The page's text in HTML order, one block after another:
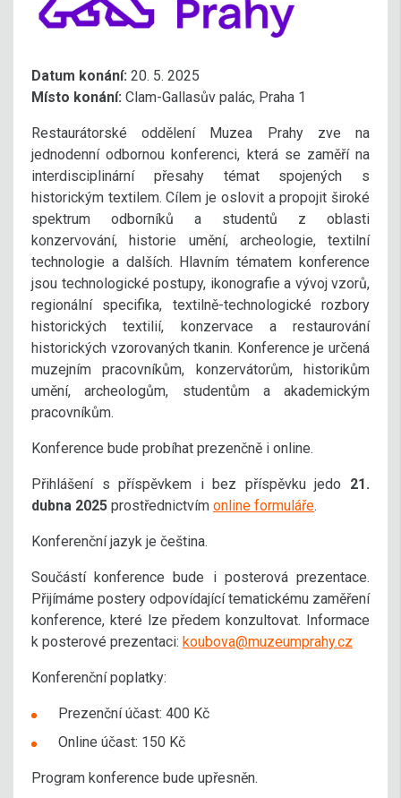
Datum konání: 20. 5. 2025
Místo konání: Clam-Gallasův palác, Praha 1
Restaurátorské oddělení Muzea Prahy zve na
jednodenní odbornou konferenci, která se zaměří na
interdisciplinární přesahy témat spojených s
historickým textilem. Cílem je oslovit a propojit široké
spektrum odborníků a studentů z oblasti
konzervování, historie umění, archeologie, textilní
technologie a dalších. Hlavním tématem konference
jsou technologické postupy, ikonografie a vývoj vzorů,
regionální specifika, textilně-technologické rozbory
historických textilií, konzervace a restaurování
historických vzorovaných tkanin. Konference je určená
muzejním pracovníkům, konzervátorům, historikům
umění, archeologům, studentům a akademickým
pracovníkům.
Konference bude probíhat prezenčně i online.
Přihlášení s příspěvkem i bez příspěvku jedo 21.
dubna 2025 prostřednictvím online formuláře.
Konferenční jazyk je čeština.
Součástí konference bude i posterová prezentace.
Přijímáme postery odpovídající tematickému zaměření
konference, které lze předem konzultovat. Informace
k posterové prezentaci: koubova@muzeumprahy.cz
Konferenční poplatky:
Prezenční účast: 400 Kč
Online účast: 150 Kč
Program konference bude upřesněn.